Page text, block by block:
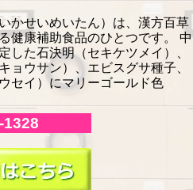
かせいめいたん）は、漢方百草
健康補助食品のひとつです。 中
した石決明（セキケツメイ）、
ョウサン）、エビスグサ種子、
セイ）にマリーゴールド色
1328